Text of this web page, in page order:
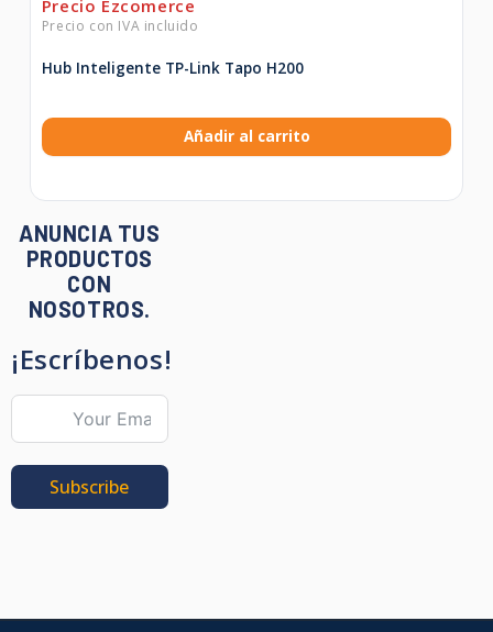
Hub Inteligente TP-Link Tapo H200
Añadir al carrito
ANUNCIA TUS
PRODUCTOS
CON
NOSOTROS.
¡Escríbenos!
Subscribe